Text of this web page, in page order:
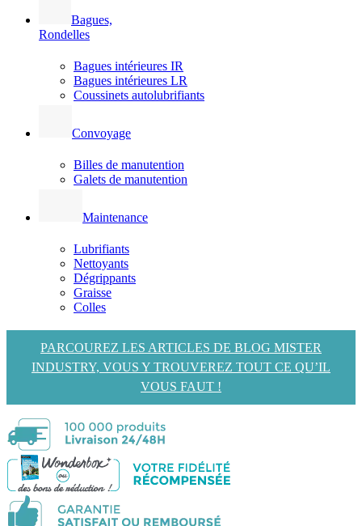
Bagues,
Rondelles
Bagues intérieures IR
Bagues intérieures LR
Coussinets autolubrifiants
Convoyage
Billes de manutention
Galets de manutention
Maintenance
Lubrifiants
Nettoyants
Dégrippants
Graisse
Colles
PARCOUREZ LES ARTICLES DE BLOG MISTER
INDUSTRY, VOUS Y TROUVEREZ TOUT CE QU’IL
VOUS FAUT !